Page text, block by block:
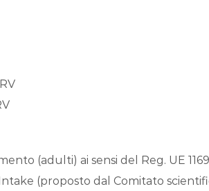
(adulti) ai sensi del Reg. UE
(proposto dal Comitato